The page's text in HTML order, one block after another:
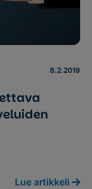
8.2.2019
Lue artikkeli